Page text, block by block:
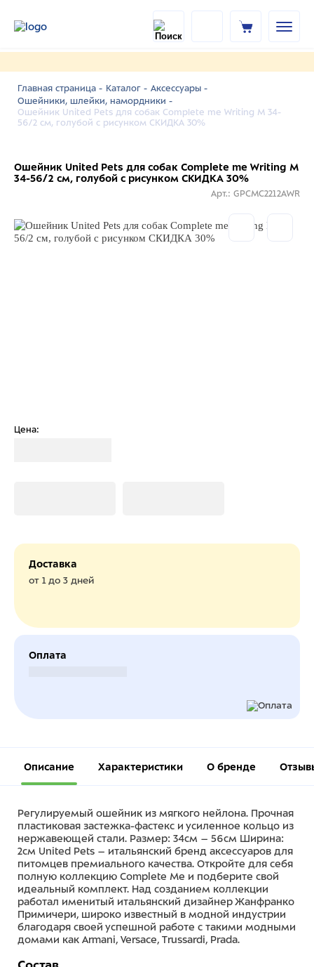
Главная страница - Каталог - Аксессуары -
Ошейники, шлейки, намордники -
Ошейник United Pets для собак Complete me Writing M 34-
56/2 см, голубой с рисунком СКИДКА 30%
Ошейник United Pets для собак Complete me Writing M
34-56/2 см, голубой с рисунком СКИДКА 30%
Арт.: GPCMC2212AWR
Цена:
Доставка
от 1 до 3 дней
Оплата
Описание Характеристики О бренде
Регулируемый ошейник из мягкого нейлона. Прочная
пластиковая застежка-фастекс и усиленное кольцо из
нержавеющей стали. Размер: 34см – 56см Ширина:
2см United Pets – итальянский бренд аксессуаров для
питомцев премиального качества. Откройте для себя
полную коллекцию Complete Me и подберите свой
идеальный комплект. Над созданием коллекции
работал именитый итальянский дизайнер Жанфранко
Примичери, широко известный в модной индустрии
благодаря своей успешной работе с такими модными
домами как Armani, Versace, Trussardi, Prada.